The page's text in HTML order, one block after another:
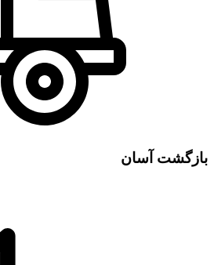
بازگشت آسان